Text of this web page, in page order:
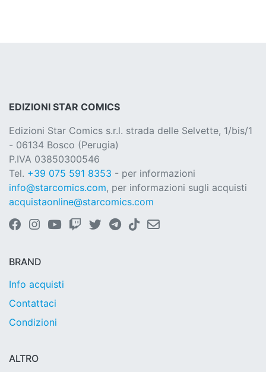
EDIZIONI STAR COMICS
Edizioni Star Comics s.r.l. strada delle Selvette, 1/bis/1
- 06134 Bosco (Perugia)
P.IVA 03850300546
Tel. +39 075 591 8353 - per informazioni
info@starcomics.com, per informazioni sugli acquisti
acquistaonline@starcomics.com
BRAND
Info acquisti
Contattaci
Condizioni
ALTRO